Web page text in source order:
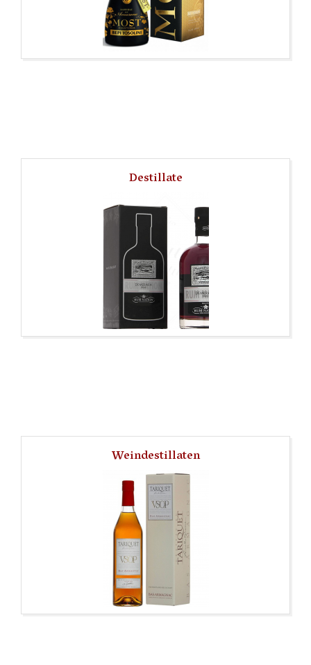
Destillate
Weindestillaten